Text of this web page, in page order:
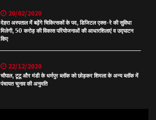
20/02/2020
देहरा अस्पताल में बढ़ेंगे चिकित्सकों के पद, डिजिटल एक्स-रे की सुविधा
मिलेगी, 50 करोड़ की विकास परियोजनाओं की आधारशिलाएं व उद्घाटन
किए
22/12/2020
चौपाल, टूटू और मंडी के धर्मपुर ब्लॉक को छोड़कर शिमला के अन्य ब्लॉक में
पंचायत चुनाव की अनुमति